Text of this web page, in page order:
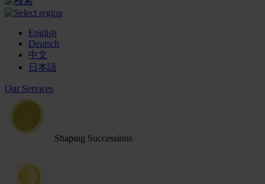
English
Deutsch
中文
日本語
Our Services
Shaping Successions